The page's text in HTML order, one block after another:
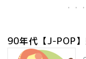
90年代【J-POP